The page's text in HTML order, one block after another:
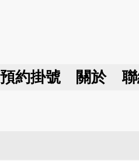
預約掛號 關於